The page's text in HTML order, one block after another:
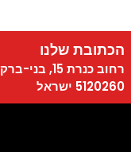
הכתובת שלנו
רחוב כנרת 15, בני-ברק
5120260 ישראל